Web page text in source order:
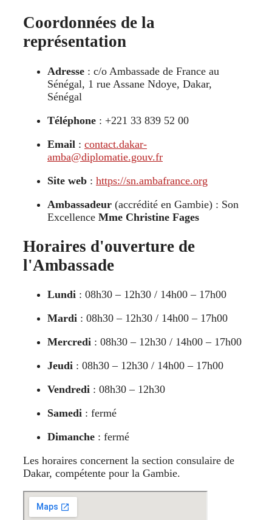
Coordonnées de la
représentation
Adresse : c/o Ambassade de France au
Sénégal, 1 rue Assane Ndoye, Dakar,
Sénégal
Téléphone : +221 33 839 52 00
Email : contact.dakar-
amba@diplomatie.gouv.fr
Site web : https://sn.ambafrance.org
Ambassadeur (accrédité en Gambie) : Son
Excellence Mme Christine Fages
Horaires d'ouverture de
l'Ambassade
Lundi : 08h30 – 12h30 / 14h00 – 17h00
Mardi : 08h30 – 12h30 / 14h00 – 17h00
Mercredi : 08h30 – 12h30 / 14h00 – 17h00
Jeudi : 08h30 – 12h30 / 14h00 – 17h00
Vendredi : 08h30 – 12h30
Samedi : fermé
Dimanche : fermé
Les horaires concernent la section consulaire de
Dakar, compétente pour la Gambie.